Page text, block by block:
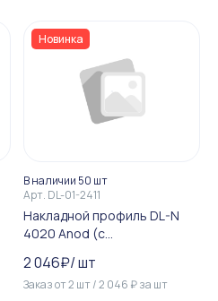
Новинка
В наличии 50 шт
Арт. DL-01-2411
Накладной профиль DL-N
4020 Anod (с
2 046₽/шт
Заказ от2 шт/2 046 ₽за шт